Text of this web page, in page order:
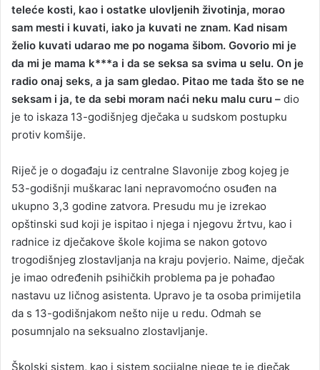
teleće kosti, kao i ostatke ulovljenih životinja, morao
sam mesti i kuvati, iako ja kuvati ne znam. Kad nisam
želio kuvati udarao me po nogama šibom. Govorio mi je
da mi je mama k***a i da se seksa sa svima u selu. On je
radio onaj seks, a ja sam gledao. Pitao me tada što se ne
seksam i ja, te da sebi moram naći neku malu curu – dio
je to iskaza 13-godišnjeg dječaka u sudskom postupku
protiv komšije.
Riječ je o događaju iz centralne Slavonije zbog kojeg je
53-godišnji muškarac lani nepravomoćno osuđen na
ukupno 3,3 godine zatvora. Presudu mu je izrekao
opštinski sud koji je ispitao i njega i njegovu žrtvu, kao i
radnice iz dječakove škole kojima se nakon gotovo
trogodišnjeg zlostavljanja na kraju povjerio. Naime, dječak
je imao određenih psihičkih problema pa je pohađao
nastavu uz ličnog asistenta. Upravo je ta osoba primijetila
da s 13-godišnjakom nešto nije u redu. Odmah se
posumnjalo na seksualno zlostavljanje.
Školski sistem, kao i sistem socijalne njege te je dječak